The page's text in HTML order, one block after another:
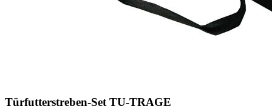
Türfutterstreben-Set TU-TRAGE